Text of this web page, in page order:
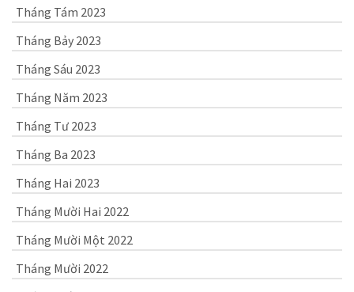
Tháng Tám 2023
Tháng Bảy 2023
Tháng Sáu 2023
Tháng Năm 2023
Tháng Tư 2023
Tháng Ba 2023
Tháng Hai 2023
Tháng Mười Hai 2022
Tháng Mười Một 2022
Tháng Mười 2022